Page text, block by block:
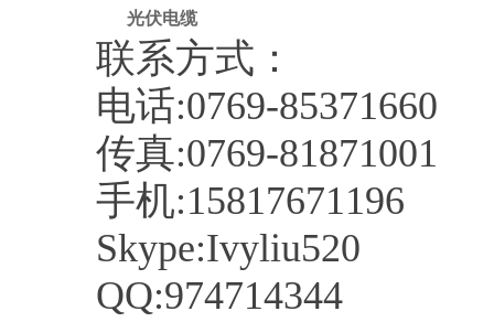
光伏电缆
联系方式：
电话:0769-85371660
传真:0769-81871001
手机:15817671196
Skype:Ivyliu520
QQ:974714344